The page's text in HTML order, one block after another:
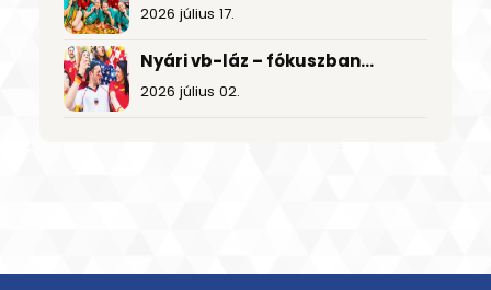
TÁMOGATTUK EGYMÁST”
2026 július 17.
Nyári vb-láz – fókuszban
a foci és a nagy nyeremények
2026 július 02.